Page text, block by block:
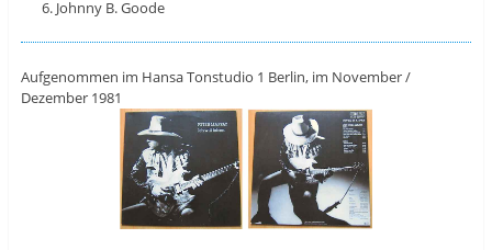
Johnny B. Goode
Aufgenommen im Hansa Tonstudio 1 Berlin, im November /
Dezember 1981